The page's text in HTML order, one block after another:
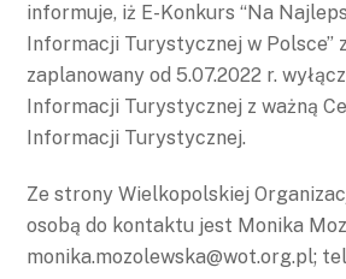
informuje, iż E-Konkurs “Na
Informacji Turystycznej w Polsce”
zaplanowany od 5.07.2022 r.
Informacji Turystycznej z ważną
Informacji Turystycznej.
Ze strony Wielkopolskiej
osobą do kontaktu jest Monika
monika.mozolewska@wot.org.pl;